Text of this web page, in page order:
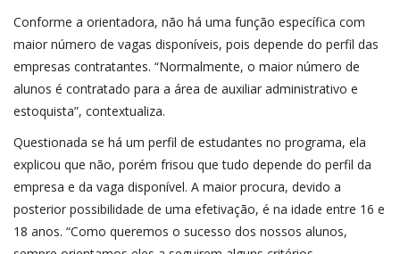
Conforme a orientadora, não há uma função específica com
maior número de vagas disponíveis, pois depende do perfil das
empresas contratantes. “Normalmente, o maior número de
alunos é contratado para a área de auxiliar administrativo e
estoquista”, contextualiza.
Questionada se há um perfil de estudantes no programa, ela
explicou que não, porém frisou que tudo depende do perfil da
empresa e da vaga disponível. A maior procura, devido a
posterior possibilidade de uma efetivação, é na idade entre 16 e
18 anos. “Como queremos o sucesso dos nossos alunos,